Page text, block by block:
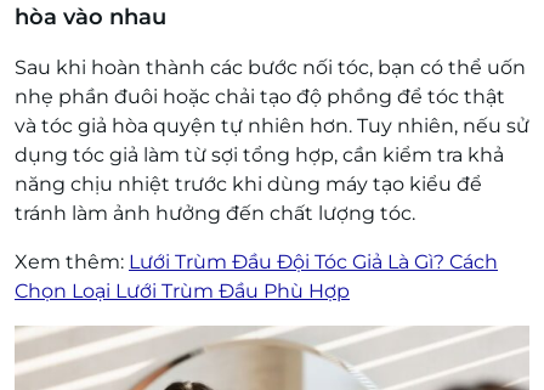
hòa vào nhau
Sau khi hoàn thành các bước nối tóc, bạn có thể uốn
nhẹ phần đuôi hoặc chải tạo độ phồng để tóc thật
và tóc giả hòa quyện tự nhiên hơn. Tuy nhiên, nếu sử
dụng tóc giả làm từ sợi tổng hợp, cần kiểm tra khả
năng chịu nhiệt trước khi dùng máy tạo kiểu để
tránh làm ảnh hưởng đến chất lượng tóc.
Xem thêm: Lưới Trùm Đầu Đội Tóc Giả Là Gì? Cách
Chọn Loại Lưới Trùm Đầu Phù Hợp